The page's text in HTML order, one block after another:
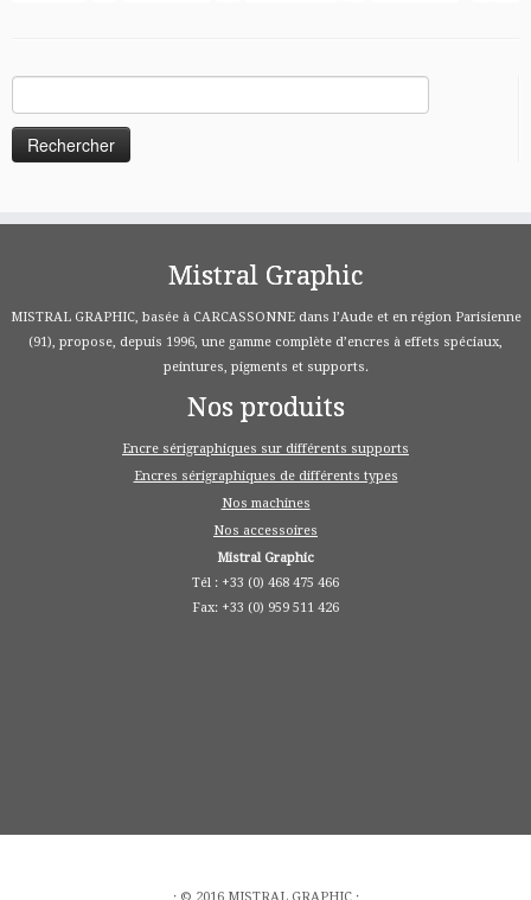
Mistral Graphic
MISTRAL GRAPHIC, basée à CARCASSONNE dans l’Aude et en région Parisienne
(91), propose, depuis 1996, une gamme complète d’encres à effets spéciaux,
peintures, pigments et supports.
Nos produits
Encre sérigraphiques sur différents supports
Encres sérigraphiques de différents types
Nos machines
Nos accessoires
Mistral Graphic
Tél : +33 (0) 468 475 466
Fax: +33 (0) 959 511 426